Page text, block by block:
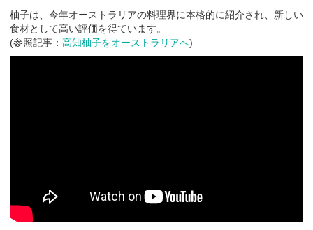
柚子は、今年オーストラリアの料理界に本格的に紹介され、新しい
食材として高い評価を得ています。
(参照記事： 高知柚子をオーストラリアへ)